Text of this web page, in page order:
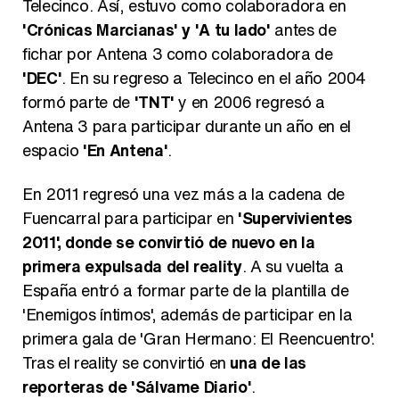
Telecinco. Así, estuvo como colaboradora en
'Crónicas Marcianas' y 'A tu lado' antes de
fichar por Antena 3 como colaboradora de
'DEC'. En su regreso a Telecinco en el año 2004
formó parte de 'TNT'y en 2006 regresó a
Antena 3 para participar durante un año en el
espacio 'En Antena'.
En 2011 regresó una vez más a la cadena de
Fuencarral para participar en 'Supervivientes
2011', donde se convirtió de nuevo en la
primera expulsada del reality. A su vuelta a
España entró a formar parte de la plantilla de
'Enemigos íntimos', además de participar en la
primera gala de 'Gran Hermano: El Reencuentro'.
Tras el reality se convirtió en una de las
reporteras de 'Sálvame Diario'.